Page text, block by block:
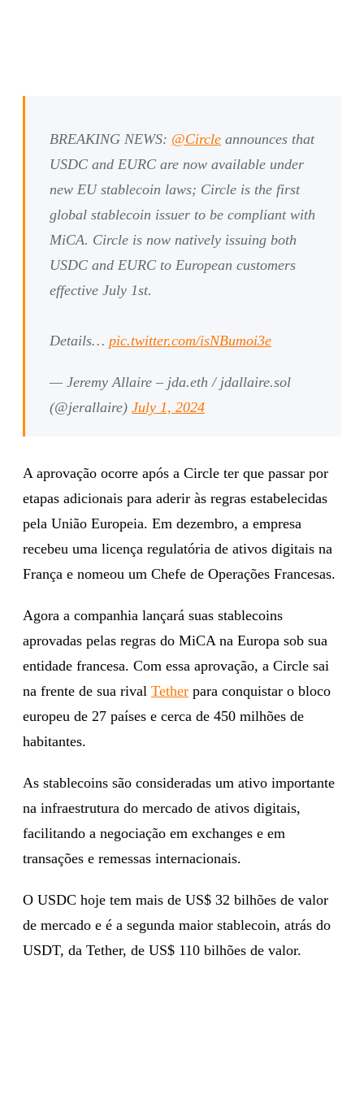
BREAKING NEWS: @Circle announces that
USDC and EURC are now available under
new EU stablecoin laws; Circle is the first
global stablecoin issuer to be compliant with
MiCA. Circle is now natively issuing both
USDC and EURC to European customers
effective July 1st.
Details… pic.twitter.com/isNBumoi3e
— Jeremy Allaire – jda.eth / jdallaire.sol
(@jerallaire) July 1, 2024
A aprovação ocorre após a Circle ter que passar por
etapas adicionais para aderir às regras estabelecidas
pela União Europeia. Em dezembro, a empresa
recebeu uma licença regulatória de ativos digitais na
França e nomeou um Chefe de Operações Francesas.
Agora a companhia lançará suas stablecoins
aprovadas pelas regras do MiCA na Europa sob sua
entidade francesa. Com essa aprovação, a Circle sai
na frente de sua rival Tether para conquistar o bloco
europeu de 27 países e cerca de 450 milhões de
habitantes.
As stablecoins são consideradas um ativo importante
na infraestrutura do mercado de ativos digitais,
facilitando a negociação em exchanges e em
transações e remessas internacionais.
O USDC hoje tem mais de US$ 32 bilhões de valor
de mercado e é a segunda maior stablecoin, atrás do
USDT, da Tether, de US$ 110 bilhões de valor.